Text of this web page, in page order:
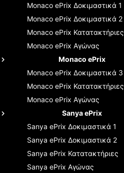
Monaco ePrix Δοκιμαστικά 1
Monaco ePrix Δοκιμαστικά 2
Monaco ePrix Κατατακτήριες
Monaco ePrix Αγώνας
Monaco ePrix
Monaco ePrix Δοκιμαστικά 3
Monaco ePrix Κατατακτήριες
Monaco ePrix Αγώνας
Sanya ePrix
Sanya ePrix Δοκιμαστικά 1
Sanya ePrix Δοκιμαστικά 2
Sanya ePrix Κατατακτήριες
Sanya ePrix Αγώνας